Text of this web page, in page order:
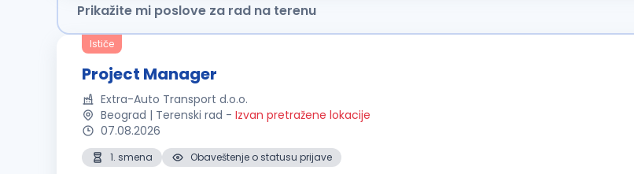
Prikažite mi poslove za rad na terenu
Ističe
Project Manager
Extra-Auto Transport d.o.o.
Beograd | Terenski rad - Izvan pretražene lokacije
07.08.2026
1. smena
Obaveštenje o statusu prijave